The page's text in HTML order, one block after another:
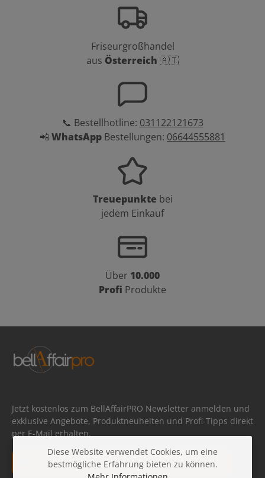
Friseurgroßhandel
aus Österreich 🇦🇹
📞 Bestellhotline: 031122121673
📲 WhatsApp Bestellungen: 06644555881
Treuepunkte bei
jedem Einkauf
Über 10.000
Profi Produkte
Jetzt kostenlos zum BellAffairPRO Newsletter anmelden und
exklusive Angebote, Produktneuheiten und Profi-Tipps direkt
per E-Mail erhalten.
E-Mail-Adresse*Diese Website verwendet Cookies, um eine
bestmögliche Erfahrung bieten zu können.